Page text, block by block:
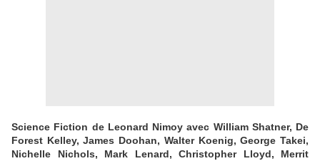
Science Fiction de Leonard Nimoy avec William Shatner, De
Forest Kelley, James Doohan, Walter Koenig, George Takei,
Nichelle Nichols, Mark Lenard, Christopher Lloyd, Merrit